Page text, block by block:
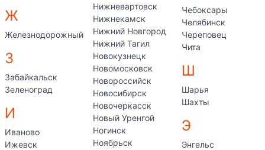
Ж
Железнодорожный
З
Забайкальск
Зеленоград
И
Иваново
Ижевск
Нижневартовск
Нижнекамск
Нижний Новгород
Нижний Тагил
Новокузнецк
Новомосковск
Новороссийск
Новосибирск
Новочеркасск
Новый Уренгой
Ногинск
Ноябрьск
Чебоксары
Челябинск
Череповец
Чита
Ш
Шарья
Шахты
Э
Энгельс